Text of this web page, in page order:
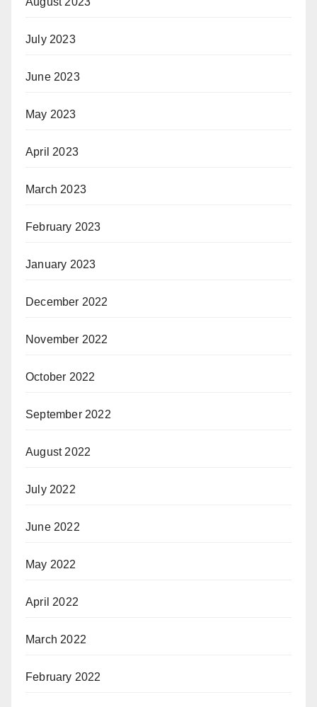
July 2023
June 2023
May 2023
April 2023
March 2023
February 2023
January 2023
December 2022
November 2022
October 2022
September 2022
August 2022
July 2022
June 2022
May 2022
April 2022
March 2022
February 2022